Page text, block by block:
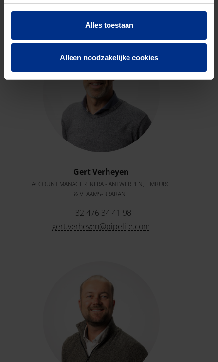
Alles toestaan
Alleen noodzakelijke cookies
Gert Verheyen
ACCOUNT MANAGER INFRA - ANTWERPEN, LIMBURG
& VLAAMS-BRABANT
+32 476 34 41 98
gert.verheyen@pipelife.com